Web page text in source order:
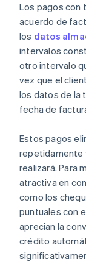
Los pagos con
acuerdo de
los datos
intervalos
otro intervalo
vez que el
los datos de la
fecha de
Estos pagos
repetidamente
realizará. Para
atractiva en
como los
puntuales con
aprecian la
crédito